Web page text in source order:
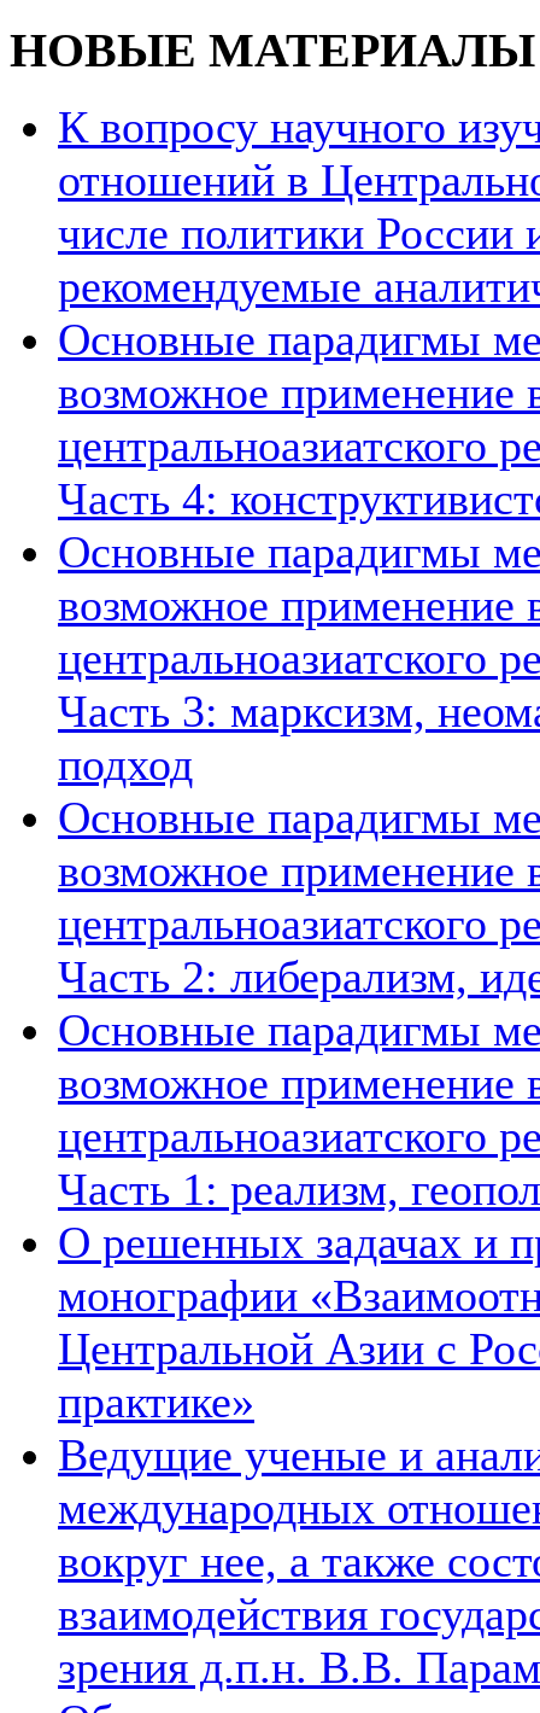
НОВЫЕ МАТЕРИАЛЫ
К вопросу научного
отношений в
числе политики России
рекомендуемые
Основные парадигмы
возможное применение
центральноазиатского
Часть 4:
Основные парадигмы
возможное применение
центральноазиатского
Часть 3: марксизм,
подход
Основные парадигмы
возможное применение
центральноазиатского
Часть 2: либерализм,
Основные парадигмы
возможное применение
центральноазиатского
Часть 1: реализм,
О решенных задачах и
монографии
Центральной Азии с
практике»
Ведущие ученые и
международных
вокруг нее, а также
взаимодействия
зрения д.п.н. В.В.